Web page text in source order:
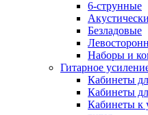
6-струнные
Безладовые
Наборы и
Гитарное
Кабинеты
Кабинеты
Кабинеты к